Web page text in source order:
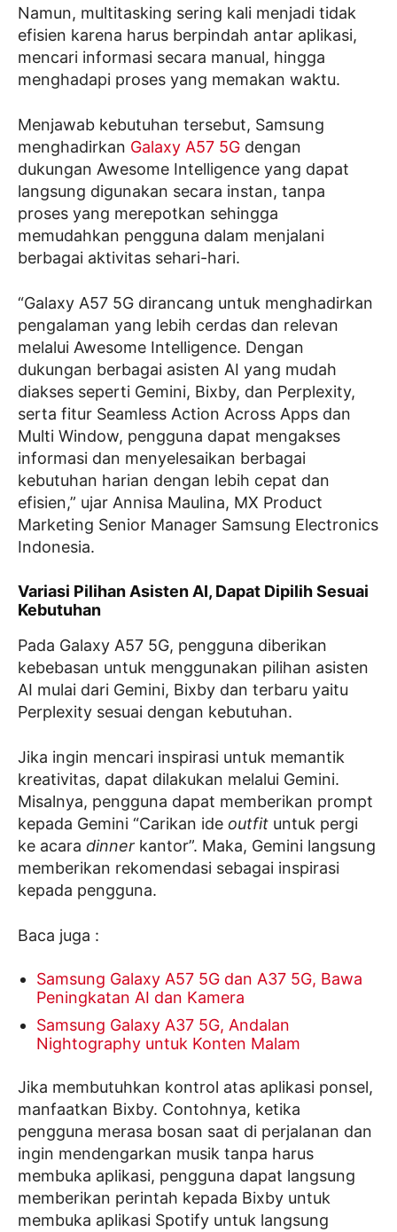
Namun, multitasking sering kali menjadi tidak
efisien karena harus berpindah antar aplikasi,
mencari informasi secara manual, hingga
menghadapi proses yang memakan waktu.
Menjawab kebutuhan tersebut, Samsung
menghadirkan Galaxy A57 5G dengan
dukungan Awesome Intelligence yang dapat
langsung digunakan secara instan, tanpa
proses yang merepotkan sehingga
memudahkan pengguna dalam menjalani
berbagai aktivitas sehari-hari.
“Galaxy A57 5G dirancang untuk menghadirkan
pengalaman yang lebih cerdas dan relevan
melalui Awesome Intelligence. Dengan
dukungan berbagai asisten AI yang mudah
diakses seperti Gemini, Bixby, dan Perplexity,
serta fitur Seamless Action Across Apps dan
Multi Window, pengguna dapat mengakses
informasi dan menyelesaikan berbagai
kebutuhan harian dengan lebih cepat dan
efisien,” ujar Annisa Maulina, MX Product
Marketing Senior Manager Samsung Electronics
Indonesia.
Variasi Pilihan Asisten AI, Dapat Dipilih Sesuai
Kebutuhan
Pada Galaxy A57 5G, pengguna diberikan
kebebasan untuk menggunakan pilihan asisten
AI mulai dari Gemini, Bixby dan terbaru yaitu
Perplexity sesuai dengan kebutuhan.
Jika ingin mencari inspirasi untuk memantik
kreativitas, dapat dilakukan melalui Gemini.
Misalnya, pengguna dapat memberikan prompt
kepada Gemini “Carikan ide outfit untuk pergi
ke acara dinner kantor”. Maka, Gemini langsung
memberikan rekomendasi sebagai inspirasi
kepada pengguna.
Baca juga :
Samsung Galaxy A57 5G dan A37 5G, Bawa
Peningkatan AI dan Kamera
Samsung Galaxy A37 5G, Andalan
Nightography untuk Konten Malam
Jika membutuhkan kontrol atas aplikasi ponsel,
manfaatkan Bixby. Contohnya, ketika
pengguna merasa bosan saat di perjalanan dan
ingin mendengarkan musik tanpa harus
membuka aplikasi, pengguna dapat langsung
memberikan perintah kepada Bixby untuk
membuka aplikasi Spotify untuk langsung